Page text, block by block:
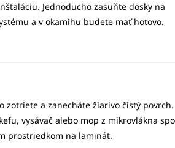
Jednoducho zasuňte dosky na
a v okamihu budete mať hotovo.
zotriete a zanecháte žiarivo čistý povrch.
vysávač alebo mop z mikrovlákna
prostriedkom na laminát.